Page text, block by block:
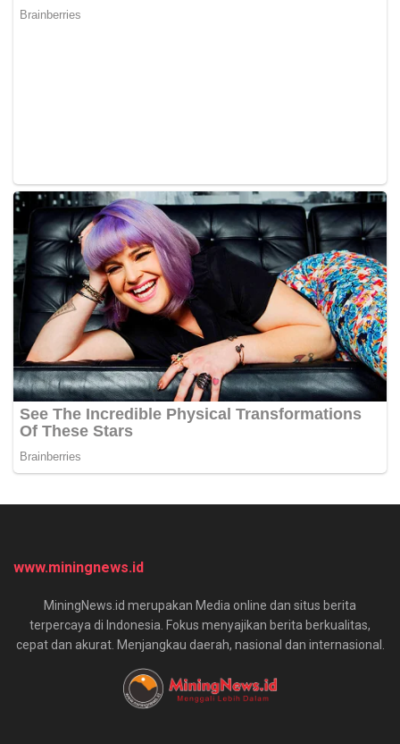
www.miningnews.id
MiningNews.id merupakan Media online dan situs berita
terpercaya di Indonesia. Fokus menyajikan berita berkualitas,
cepat dan akurat. Menjangkau daerah, nasional dan internasional.